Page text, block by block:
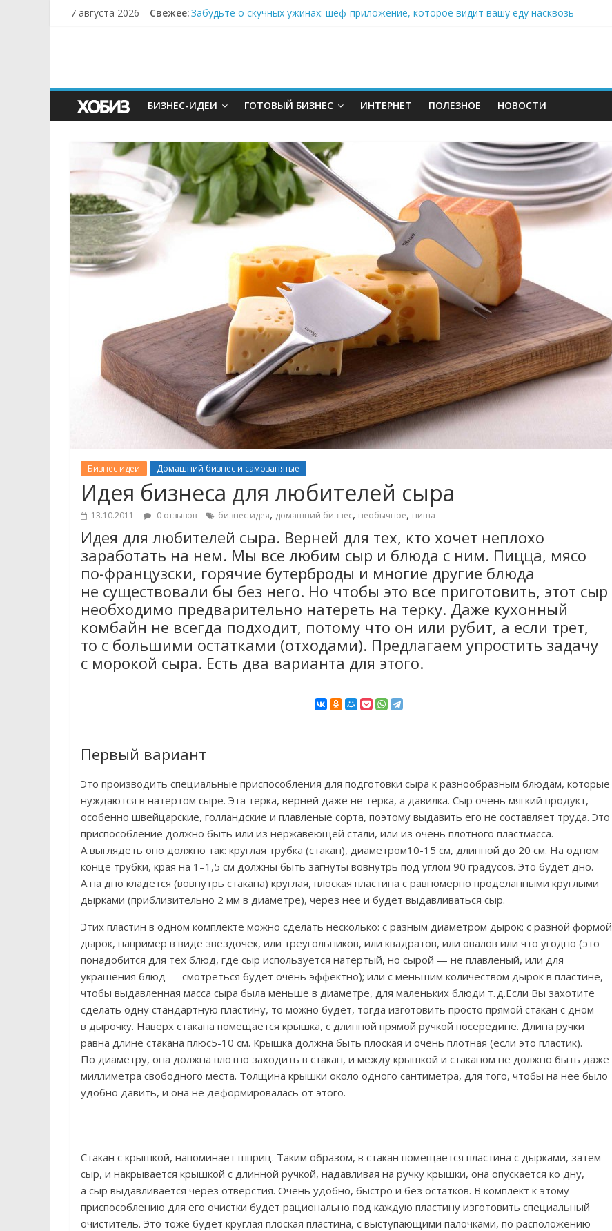
7 августа 2026 Свежее:Забудьте о скучных ужинах: шеф-приложение, которое видит вашу еду насквозь
БИЗНЕС-ИДЕИ ГОТОВЫЙ БИЗНЕС ИНТЕРНЕТ ПОЛЕЗНОЕ НОВОСТИ
Бизнес идеи Домашний бизнес и самозанятые
Идея бизнеса для любителей сыра
13.10.2011 0 отзывов бизнес идея, домашний бизнес, необычное, ниша
Идея для любителей сыра. Верней для тех, кто хочет неплохо
заработать на нем. Мы все любим сыр и блюда с ним. Пицца, мясо
по-французски, горячие бутерброды и многие другие блюда
не существовали бы без него. Но чтобы это все приготовить, этот сыр
необходимо предварительно натереть на терку. Даже кухонный
комбайн не всегда подходит, потому что он или рубит, а если трет,
то с большими остатками (отходами). Предлагаем упростить задачу
с морокой сыра. Есть два варианта для этого.
Первый вариант
Это производить специальные приспособления для подготовки сыра к разнообразным блюдам, которые
нуждаются в натертом сыре. Эта терка, верней даже не терка, а давилка. Сыр очень мягкий продукт,
особенно швейцарские, голландские и плавленые сорта, поэтому выдавить его не составляет труда. Это
приспособление должно быть или из нержавеющей стали, или из очень плотного пластмасса.
А выглядеть оно должно так: круглая трубка (стакан), диаметром10-15 см, длинной до 20 см. На одном
конце трубки, края на 1–1,5 см должны быть загнуты вовнутрь под углом 90 градусов. Это будет дно.
А на дно кладется (вовнутрь стакана) круглая, плоская пластина с равномерно проделанными круглыми
дырками (приблизительно 2 мм в диаметре), через нее и будет выдавливаться сыр.
Этих пластин в одном комплекте можно сделать несколько: с разным диаметром дырок; с разной формой
дырок, например в виде звездочек, или треугольников, или квадратов, или овалов или что угодно (это
понадобится для тех блюд, где сыр используется натертый, но сырой — не плавленый, или для
украшения блюд — смотреться будет очень эффектно); или с меньшим количеством дырок в пластине,
чтобы выдавленная масса сыра была меньше в диаметре, для маленьких блюди т. д.Если Вы захотите
сделать одну стандартную пластину, то можно будет, тогда изготовить просто прямой стакан с дном
в дырочку. Наверх стакана помещается крышка, с длинной прямой ручкой посередине. Длина ручки
равна длине стакана плюс5-10 см. Крышка должна быть плоская и очень плотная (если это пластик).
По диаметру, она должна плотно заходить в стакан, и между крышкой и стаканом не должно быть даже
миллиметра свободного места. Толщина крышки около одного сантиметра, для того, чтобы на нее было
удобно давить, и она не деформировалась от этого.
Стакан с крышкой, напоминает шприц. Таким образом, в стакан помещается пластина с дырками, затем
сыр, и накрывается крышкой с длинной ручкой, надавливая на ручку крышки, она опускается ко дну,
а сыр выдавливается через отверстия. Очень удобно, быстро и без остатков. В комплект к этому
приспособлению для его очистки будет рационально под каждую пластину изготовить специальный
очиститель. Это тоже будет круглая плоская пластина, с выступающими палочками, по расположению